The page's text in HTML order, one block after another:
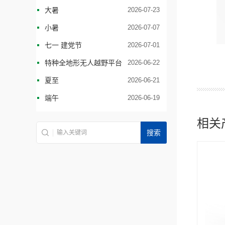
相关
大暑 2026-07-23
小暑 2026-07-07
七一 建党节 2026-07-01
特种全地形无人越野平台 2026-06-22
夏至 2026-06-21
端午 2026-06-19